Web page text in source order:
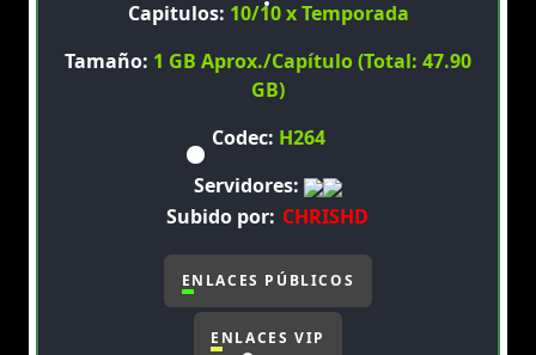
Capitulos: 10/10 x Temporada
Tamaño: 1 GB Aprox./Capítulo (Total: 47.90
GB)
Codec: H264
Servidores:
Subido por: CHRISHD
ENLACES PÚBLICOS
ENLACES VIP